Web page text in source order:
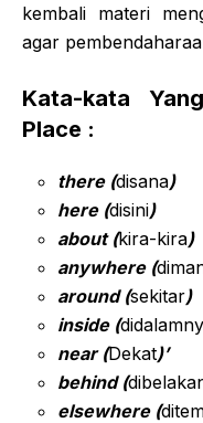
kembali materi
agar
Kata-kata
Place :
there (disana)
here (disini)
about (kira-kira)
anywhere (
around (sekitar)
inside (
near (Dekat)’
behind (
elsewhere (